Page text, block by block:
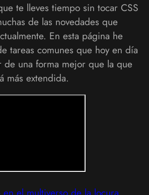
te lleves tiempo sin tocar CSS
de las novedades que
En esta página he
tareas comunes que hoy en día
de una forma mejor que la que
más extendida.